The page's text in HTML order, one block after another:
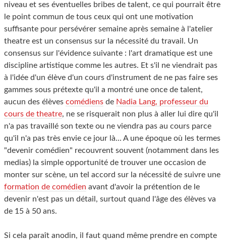
niveau et ses éventuelles bribes de talent, ce qui pourrait être
le point commun de tous ceux qui ont une motivation
suffisante pour persévérer semaine après semaine à l'atelier
theatre est un consensus sur la nécessité du travail. Un
consensus sur l'évidence suivante : l'art dramatique est une
discipline artistique comme les autres. Et s'il ne viendrait pas
à l'idée d'un élève d'un cours d'instrument de ne pas faire ses
gammes sous prétexte qu'il a montré une once de talent,
aucun des élèves comédiens de Nadia Lang, professeur du
cours de theatre, ne se risquerait non plus à aller lui dire qu'il
n'a pas travaillé son texte ou ne viendra pas au cours parce
qu'il n'a pas très envie ce jour là... A une époque où les termes
"devenir comédien" recouvrent souvent (notamment dans les
medias) la simple opportunité de trouver une occasion de
monter sur scène, un tel accord sur la nécessité de suivre une
formation de comédien avant d'avoir la prétention de le
devenir n'est pas un détail, surtout quand l'âge des élèves va
de 15 à 50 ans.
Si cela paraît anodin, il faut quand même prendre en compte